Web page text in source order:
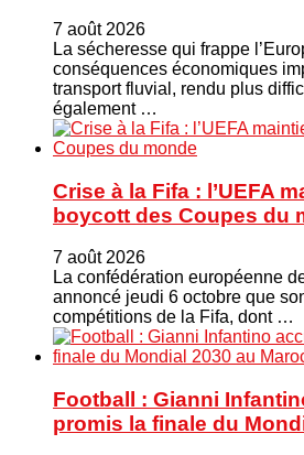
7 août 2026
La sécheresse qui frappe
conséquences économiques
transport fluvial, rendu plus
également …
Crise à la Fifa : l’UEFA
boycott des Coupes du
7 août 2026
La confédération européenne
annoncé jeudi 6 octobre que
compétitions de la Fifa, dont …
Football : Gianni
promis la finale du